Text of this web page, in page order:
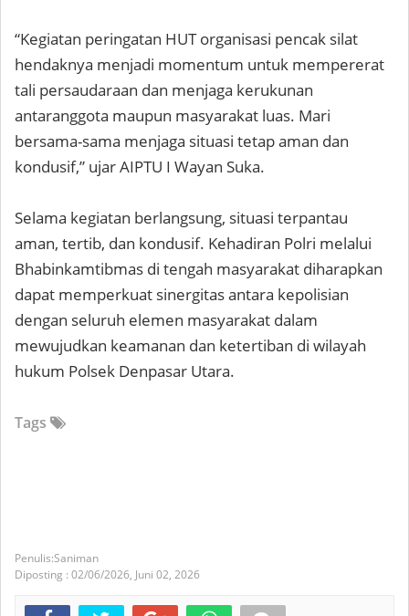
“Kegiatan peringatan HUT organisasi pencak silat
hendaknya menjadi momentum untuk mempererat
tali persaudaraan dan menjaga kerukunan
antaranggota maupun masyarakat luas. Mari
bersama-sama menjaga situasi tetap aman dan
kondusif,” ujar AIPTU I Wayan Suka.
Selama kegiatan berlangsung, situasi terpantau
aman, tertib, dan kondusif. Kehadiran Polri melalui
Bhabinkamtibmas di tengah masyarakat diharapkan
dapat memperkuat sinergitas antara kepolisian
dengan seluruh elemen masyarakat dalam
mewujudkan keamanan dan ketertiban di wilayah
hukum Polsek Denpasar Utara.
Tags
Saniman
Diposting : 02/06/2026, Juni 02, 2026